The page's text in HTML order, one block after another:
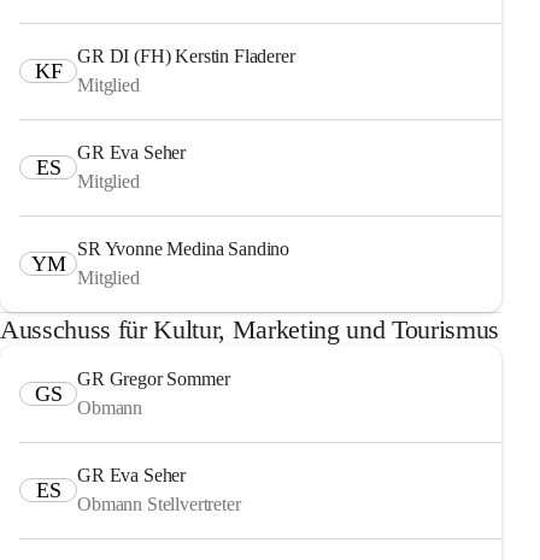
KF
GR DI (FH) Kerstin Fladerer
Mitglied
ES
GR Eva Seher
Mitglied
YM
SR Yvonne Medina Sandino
Mitglied
Ausschuss für Kultur, Marketing und Tourismus
GS
GR Gregor Sommer
Obmann
ES
GR Eva Seher
Obmann Stellvertreter